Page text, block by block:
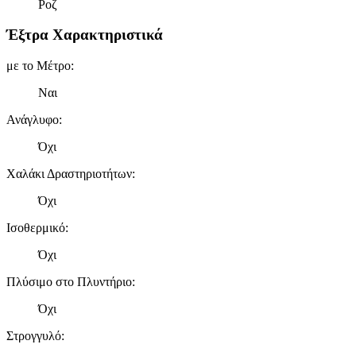
Ροζ
Έξτρα Χαρακτηριστικά
με το Μέτρο:
Ναι
Ανάγλυφο:
Όχι
Χαλάκι Δραστηριοτήτων:
Όχι
Ισοθερμικό:
Όχι
Πλύσιμο στο Πλυντήριο:
Όχι
Στρογγυλό: